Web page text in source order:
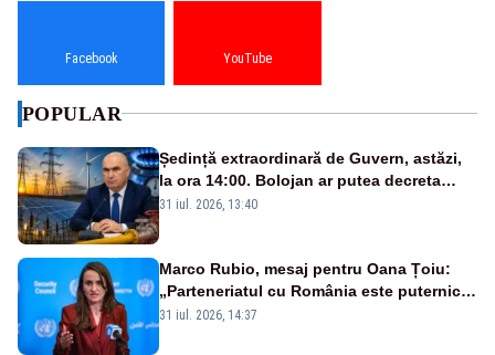
Facebook YouTube
POPULAR
Ședință extraordinară de Guvern, astăzi,
la ora 14:00. Bolojan ar putea decreta
stare de urgență energetică
31 iul. 2026, 13:40
Marco Rubio, mesaj pentru Oana Țoiu:
„Parteneriatul cu România este puternic
și prețuit”
31 iul. 2026, 14:37